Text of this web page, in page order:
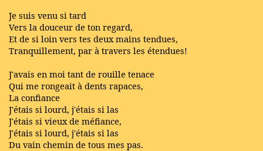
Je suis venu si tard
Vers la douceur de ton regard,
Et de si loin vers tes deux mains tendues,
Tranquillement, par à travers les étendues!
J'avais en moi tant de rouille tenace
Qui me rongeait à dents rapaces,
La confiance
J'étais si lourd, j'étais si las
J'étais si vieux de méfiance,
J'étais si lourd, j'étais si las
Du vain chemin de tous mes pas.